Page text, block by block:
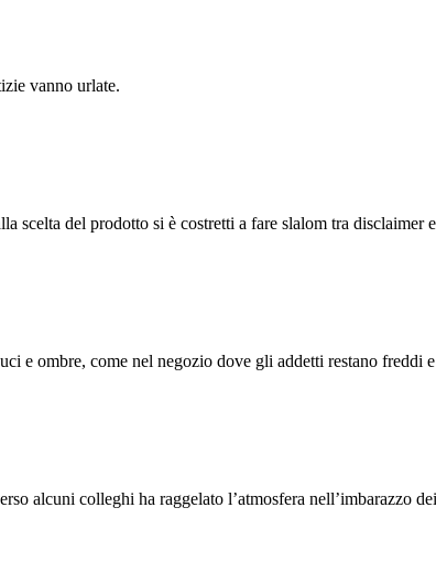
vanno urlate.
scelta del prodotto si è costretti a fare slalom tra disclaimer
ombre, come nel negozio dove gli addetti restano freddi
alcuni colleghi ha raggelato l’atmosfera nell’imbarazzo